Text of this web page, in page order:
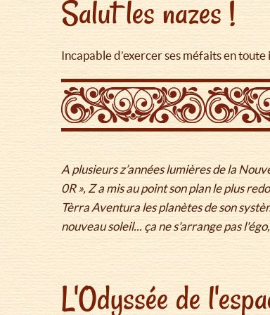
Salut les nazes !
Incapable d’exercer ses méfaits en
A plusieurs z’années lumières de la
0R », Z a mis au point son plan le plus
Tèrra Aventura les planètes de son
nouveau soleil... ça ne s'arrange pas
L'Odyssée de